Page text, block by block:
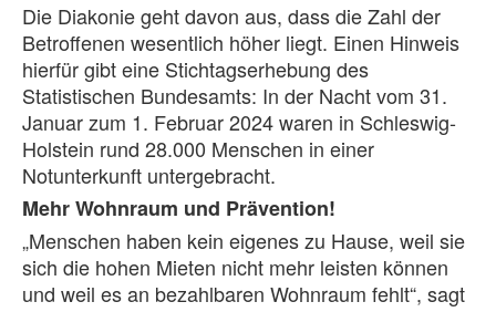
Die Diakonie geht davon aus, dass die Zahl der
Betroffenen wesentlich höher liegt. Einen Hinweis
hierfür gibt eine Stichtagserhebung des
Statistischen Bundesamts: In der Nacht vom 31.
Januar zum 1. Februar 2024 waren in Schleswig-
Holstein rund 28.000 Menschen in einer
Notunterkunft untergebracht.
Mehr Wohnraum und Prävention!
„Menschen haben kein eigenes zu Hause, weil sie
sich die hohen Mieten nicht mehr leisten können
und weil es an bezahlbaren Wohnraum fehlt“, sagt